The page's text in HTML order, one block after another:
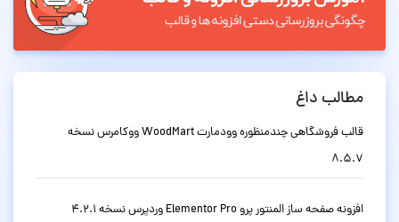
مطالب داغ
قالب فروشگاهی چندمنظوره وودمارت WoodMart ووکامرس نسخه
8.5.7
افزونه صفحه ساز المنتور پرو Elementor Pro وردپرس نسخه 4.2.1